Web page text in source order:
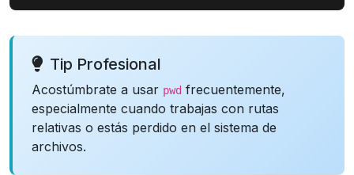
Tip Profesional
Acostúmbrate a usar pwd frecuentemente,
especialmente cuando trabajas con rutas
relativas o estás perdido en el sistema de
archivos.